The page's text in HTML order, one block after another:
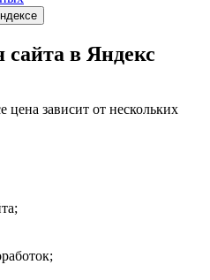
в Яндекс
зависит от нескольких